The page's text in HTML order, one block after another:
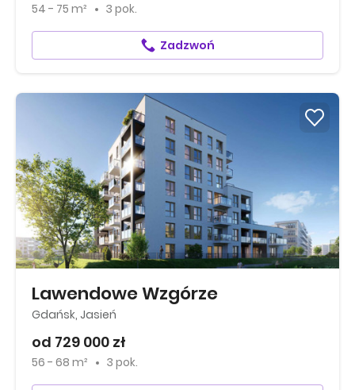
54 - 75 m² 3 pok.
Zadzwoń
Lawendowe Wzgórze
Gdańsk, Jasień
od 729 000 zł
56 - 68 m² 3 pok.